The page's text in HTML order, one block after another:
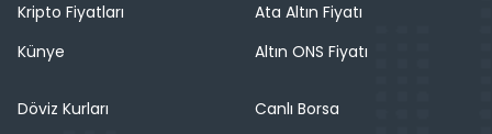
Kripto Fiyatları
Künye
Ata Altın Fiyatı
Altın ONS Fiyatı
Döviz Kurları
Canlı Borsa